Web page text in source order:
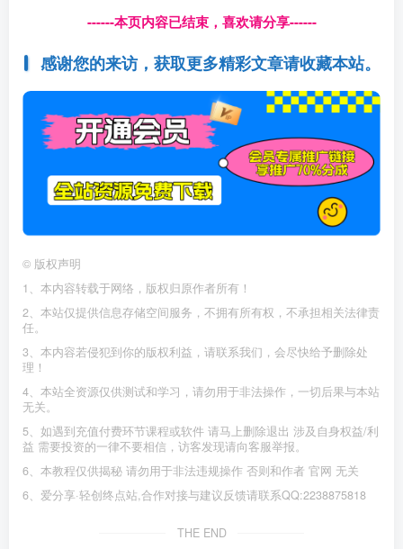
------本页内容已结束，喜欢请分享------
感谢您的来访，获取更多精彩文章请收藏本站。
© 版权声明
1、本内容转载于网络，版权归原作者所有！
2、本站仅提供信息存储空间服务，不拥有所有权，不承担相关法律责
任。
3、本内容若侵犯到你的版权利益，请联系我们，会尽快给予删除处
理！
4、本站全资源仅供测试和学习，请勿用于非法操作，一切后果与本站
无关。
5、如遇到充值付费环节课程或软件 请马上删除退出 涉及自身权益/利
益 需要投资的一律不要相信，访客发现请向客服举报。
6、本教程仅供揭秘 请勿用于非法违规操作 否则和作者 官网 无关
6、爱分享·轻创终点站,合作对接与建议反馈请联系QQ:2238875818
THE END